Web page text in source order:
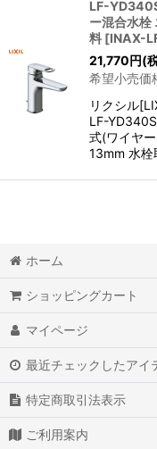
LF-
ー混合水栓
料 [INAX-
21,770円(
希望小売価
リクシル
LF-
式(ワイヤ
13mm 水
ホーム
ショッピングカート
マイページ
最近チェックしたアイ
特定商取引法表示
ご利用案内